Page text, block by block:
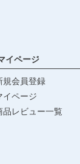
イページ
規会員登録
イページ
品レビュー一覧